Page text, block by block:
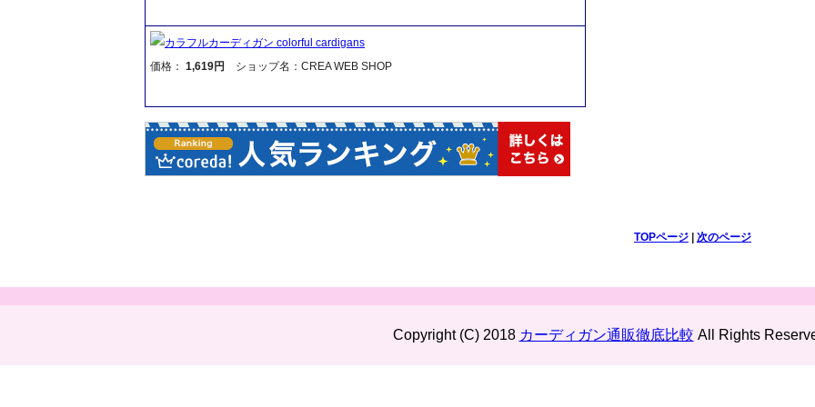
カラフルカーディガン colorful cardigans
価格： 1,619円 ショップ名：CREA WEB SHOP
TOPページ| 次のページ
Copyright (C) 2018 カーディガン通販徹底比較 All Rights